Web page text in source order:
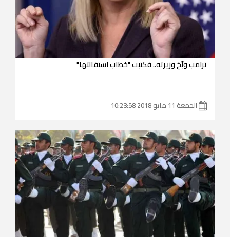
ترامب وبّخ وزيرته.. فكتبت "خطاب استقالتها"
الجمعة 11 مايو 2018 10:23:58